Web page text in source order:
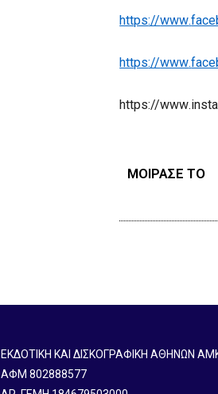
https://www.
https://www.
https://www.
ΜΟΙΡΑΣΕ ΤΟ
ΕΚΔΟΤΙΚΗ ΚΑΙ ΔΙΣΚΟΓΡΑΦΙΚΗ ΑΘΗΝΩΝ
ΑΦΜ 802888577